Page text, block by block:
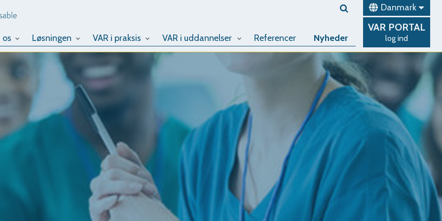
Danmark
Løsningen VAR i praksis VAR i uddannelser Referencer Nyheder
VAR PORTAL
log ind